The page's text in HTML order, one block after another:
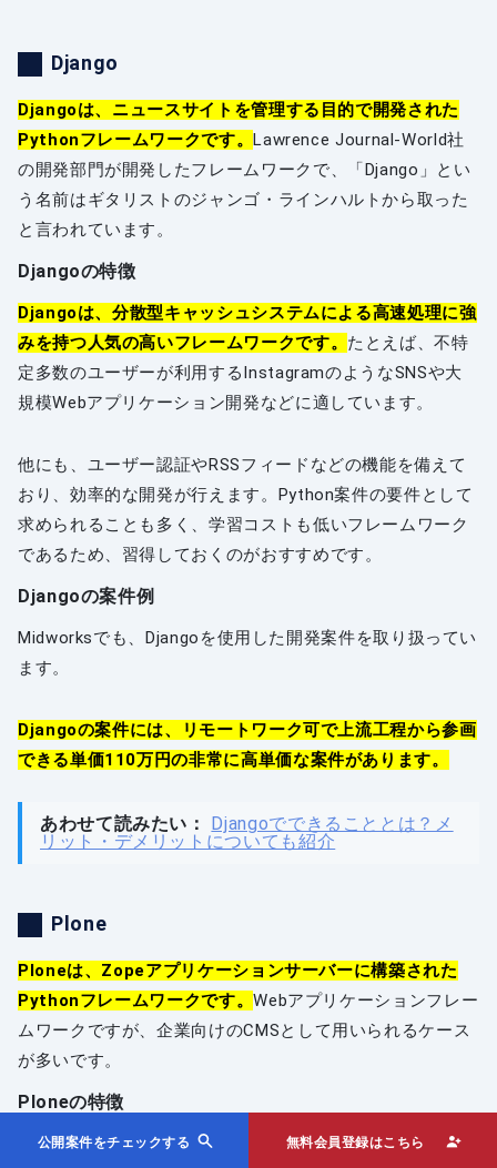
Django
Djangoは、ニュースサイトを管理する目的で開発された
Pythonフレームワークです。Lawrence Journal-World社
の開発部門が開発したフレームワークで、「Django」とい
う名前はギタリストのジャンゴ・ラインハルトから取った
と言われています。
Djangoの特徴
Djangoは、分散型キャッシュシステムによる高速処理に強
みを持つ人気の高いフレームワークです。 たとえば、不特
定多数のユーザーが利用するInstagramのようなSNSや大
規模Webアプリケーション開発などに適しています。
他にも、ユーザー認証やRSSフィードなどの機能を備えて
おり、効率的な開発が行えます。Python案件の要件として
求められることも多く、学習コストも低いフレームワーク
であるため、習得しておくのがおすすめです。
Djangoの案件例
Midworksでも、Djangoを使用した開発案件を取り扱ってい
ます。
Djangoの案件には、リモートワーク可で上流工程から参画
できる単価110万円の非常に高単価な案件があります。
あわせて読みたい：
Djangoでできることとは？メ
リット・デメリットについても紹介
Plone
Ploneは、Zopeアプリケーションサーバーに構築された
Pythonフレームワークです。Webアプリケーションフレー
ムワークですが、企業向けのCMSとして用いられるケース
が多いです。
Ploneの特徴
Ploneは、Web開発に必要な機能を全て備えたオープンソ
公開案件をチェックする 無料会員登録はこちら